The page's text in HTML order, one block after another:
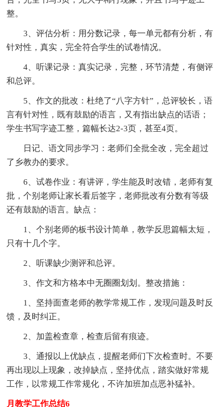
整。
3、评估分析：用分数记录，每一单元都有分析，有
针对性，真实，完全符合学生的试卷情况。
4、听课记录：真实记录，完整，环节清楚，有侧评
和总评。
5、作文的批改：杜绝了“八字方针”，总评较长，语
言有针对性，既有鼓励的语言，又有指出缺点的话语；
学生书写字迹工整，篇幅长达2-3页，甚至4页。
日记、语文同步学习：老师们全批全改，完全超过
了乡教办的要求。
6、试卷作业：有讲评，学生能及时改错，老师有复
批，个别老师让家长看后签字，老师批改有分数有等级
还有鼓励的语言。缺点：
1、个别老师的板书设计简单，教学反思篇幅太短，
只有十几个字。
2、听课缺少测评和总评。
3、作文和方格本中无圈圈划划。整改措施：
1、坚持面查老师的教学常规工作，发现问题及时反
馈，及时纠正。
2、加盖检查章，检查后留有痕迹。
3、通报以上优缺点，提醒老师们下次检查时。不要
再出现以上现象，改掉缺点，坚持优点，踏实做好常规
工作，以常规工作常规化，不许加班加点恶补猛补。
月教学工作总结6